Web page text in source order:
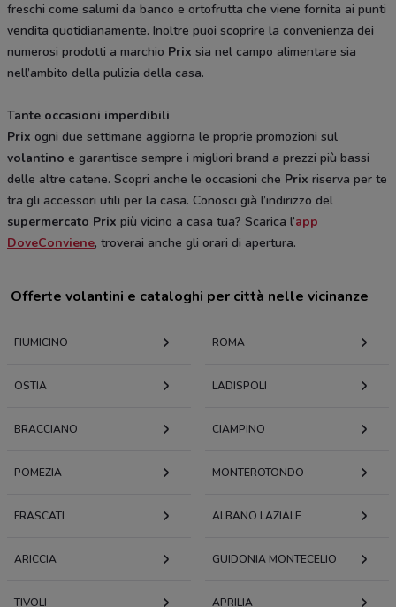
freschi come salumi da banco e ortofrutta che viene fornita ai punti
vendita quotidianamente. Inoltre puoi scoprire la convenienza dei
numerosi prodotti a marchio Prix sia nel campo alimentare sia
nell’ambito della pulizia della casa.
Tante occasioni imperdibili
Prix ogni due settimane aggiorna le proprie promozioni sul
volantino e garantisce sempre i migliori brand a prezzi più bassi
delle altre catene. Scopri anche le occasioni che Prix riserva per te
tra gli accessori utili per la casa. Conosci già l’indirizzo del
supermercato Prix più vicino a casa tua? Scarica l’app
DoveConviene, troverai anche gli orari di apertura.
Offerte volantini e cataloghi per città nelle vicinanze
FIUMICINO ROMA
OSTIA LADISPOLI
BRACCIANO CIAMPINO
POMEZIA MONTEROTONDO
FRASCATI ALBANO LAZIALE
ARICCIA GUIDONIA MONTECELIO
TIVOLI APRILIA